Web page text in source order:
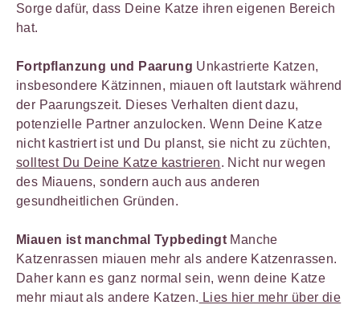
Sorge dafür, dass Deine Katze ihren eigenen Bereich
hat.
Fortpflanzung und Paarung Unkastrierte Katzen,
insbesondere Kätzinnen, miauen oft lautstark während
der Paarungszeit. Dieses Verhalten dient dazu,
potenzielle Partner anzulocken. Wenn Deine Katze
nicht kastriert ist und Du planst, sie nicht zu züchten,
solltest Du Deine Katze kastrieren. Nicht nur wegen
des Miauens, sondern auch aus anderen
gesundheitlichen Gründen.
Miauen ist manchmal Typbedingt Manche
Katzenrassen miauen mehr als andere Katzenrassen.
Daher kann es ganz normal sein, wenn deine Katze
mehr miaut als andere Katzen. Lies hier mehr über die